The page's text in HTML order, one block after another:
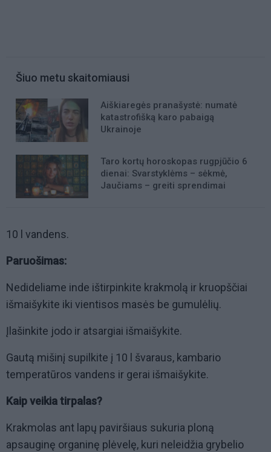
Šiuo metu skaitomiausi
Aiškiaregės pranašystė: numatė
katastrofišką karo pabaigą
Ukrainoje
Taro kortų horoskopas rugpjūčio 6
dienai: Svarstyklėms – sėkmė,
Jaučiams – greiti sprendimai
10 l vandens.
Paruošimas:
Nedideliame inde ištirpinkite krakmolą ir kruopščiai
išmaišykite iki vientisos masės be gumulėlių.
Įlašinkite jodo ir atsargiai išmaišykite.
Gautą mišinį supilkite į 10 l švaraus, kambario
temperatūros vandens ir gerai išmaišykite.
Kaip veikia tirpalas?
Krakmolas ant lapų paviršiaus sukuria ploną
apsauginę organinę plėvelę, kuri neleidžia grybelio